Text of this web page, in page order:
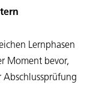
Lernphasen
Moment bevor,
Abschlussprüfung